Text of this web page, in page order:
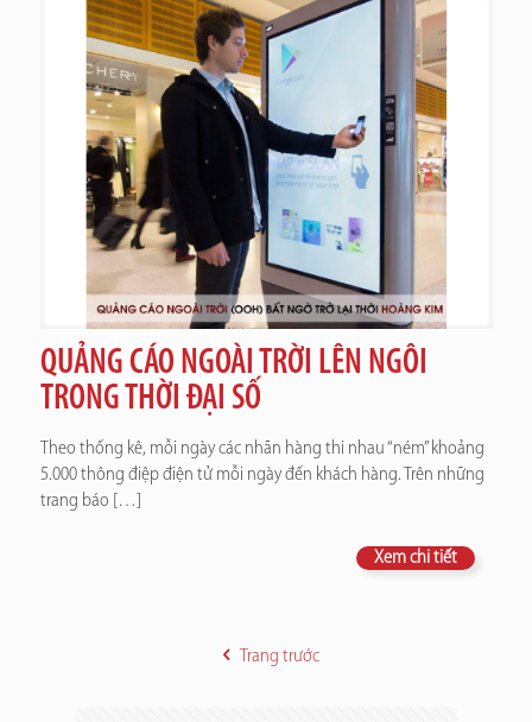
QUẢNG CÁO NGOÀI TRỜI LÊN NGÔI
TRONG THỜI ĐẠI SỐ
Theo thống kê, mỗi ngày các nhãn hàng thi nhau “ném” khoảng
5.000 thông điệp điện tử mỗi ngày đến khách hàng. Trên những
trang báo […]
Xem chi tiết
Trang trước